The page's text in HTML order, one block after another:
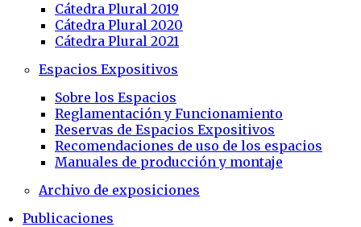
Cátedra Plural 2019
Cátedra Plural 2020
Cátedra Plural 2021
Espacios Expositivos
Sobre los Espacios
Reglamentación y Funcionamiento
Reservas de Espacios Expositivos
Recomendaciones de uso de los espacios
Manuales de producción y montaje
Archivo de exposiciones
Publicaciones